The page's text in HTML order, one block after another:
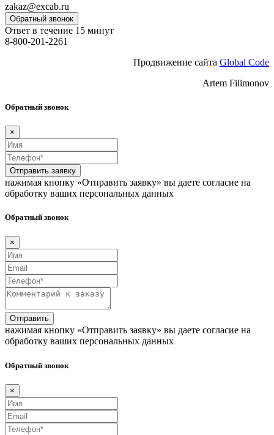
zakaz@excab.ru
Обратный звонок
Ответ в течение 15 минут
8-800-201-2261
Продвижение сайта Global Code
Artem Filimonov
Обратный звонок
×
Отправить заявку
нажимая кнопку «Отправить заявку» вы даете согласие на
обработку ваших персональных данных
Обратный звонок
×
Отправить
нажимая кнопку «Отправить заявку» вы даете согласие на
обработку ваших персональных данных
Обратный звонок
×